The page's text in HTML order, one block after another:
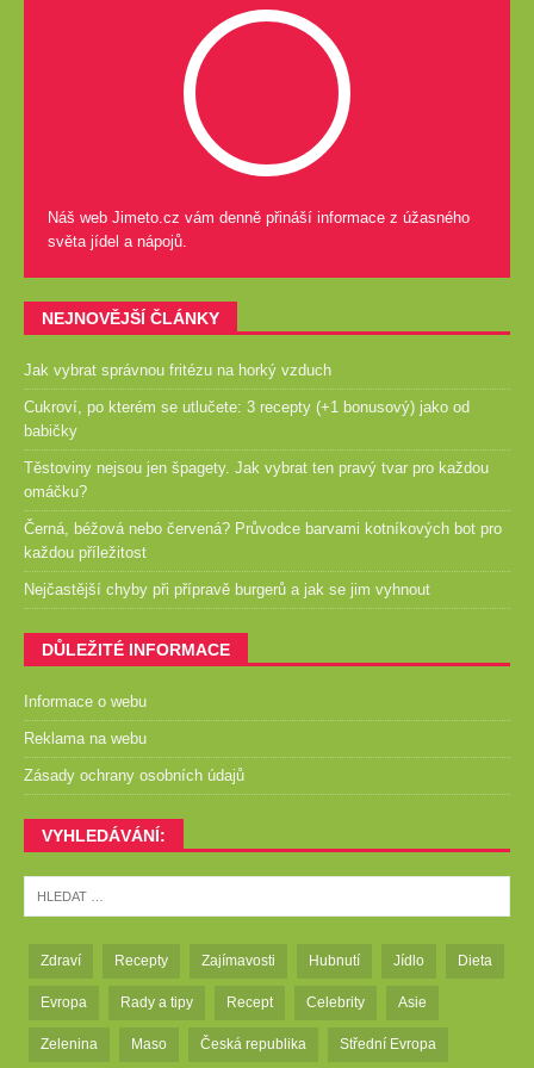
Náš web Jimeto.cz vám denně přináší informace z úžasného
světa jídel a nápojů.
NEJNOVĚJŠÍ ČLÁNKY
Jak vybrat správnou fritézu na horký vzduch
Cukroví, po kterém se utlučete: 3 recepty (+1 bonusový) jako od
babičky
Těstoviny nejsou jen špagety. Jak vybrat ten pravý tvar pro každou
omáčku?
Černá, béžová nebo červená? Průvodce barvami kotníkových bot pro
každou příležitost
Nejčastější chyby při přípravě burgerů a jak se jim vyhnout
DŮLEŽITÉ INFORMACE
Informace o webu
Reklama na webu
Zásady ochrany osobních údajů
VYHLEDÁVÁNÍ:
Zdraví Recepty Zajímavosti Hubnutí Jídlo Dieta
Evropa Rady a tipy Recept Celebrity Asie
Zelenina Maso Česká republika Střední Evropa